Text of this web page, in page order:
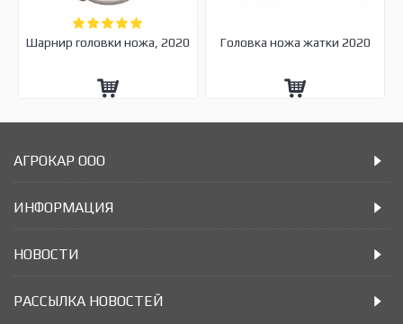
Шарнир головки ножа, 2020 Головка ножа жатки 2020
АГРОКАР ООО
ИНФОРМАЦИЯ
НОВОСТИ
РАССЫЛКА НОВОСТЕЙ